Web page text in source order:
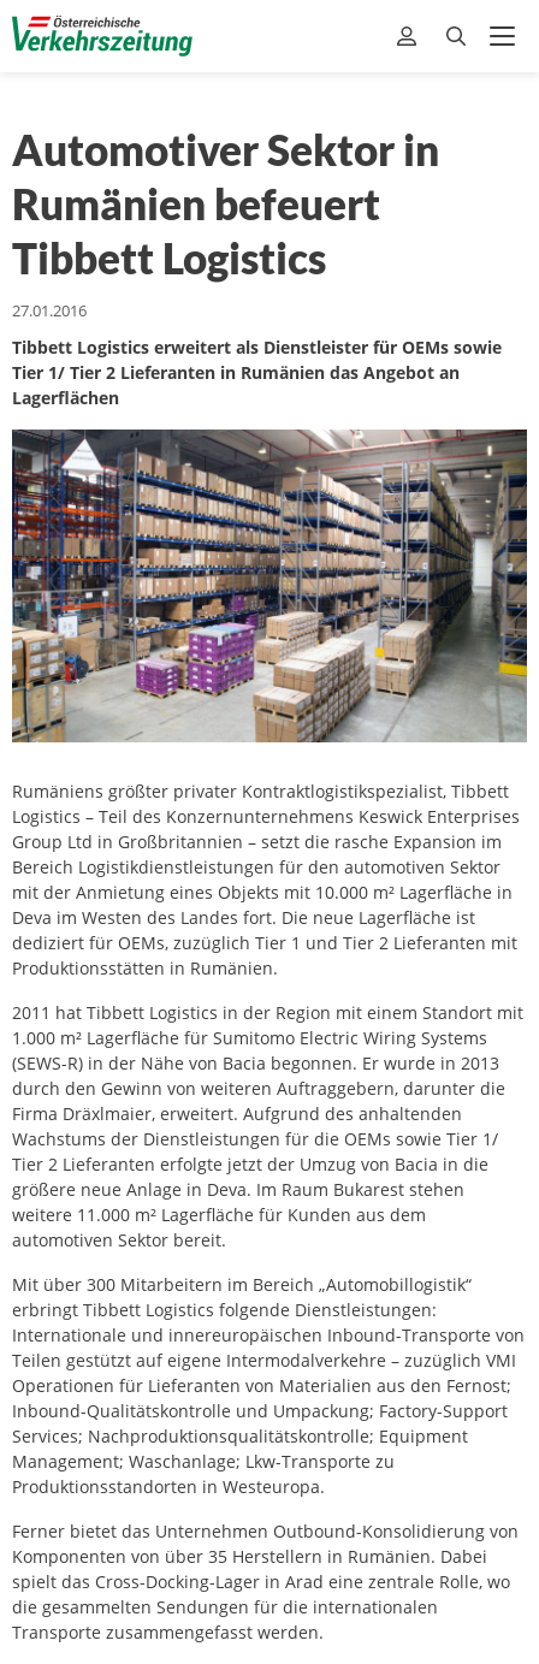
Automotiver Sektor in
Rumänien befeuert
Tibbett Logistics
27.01.2016
Tibbett Logistics erweitert als Dienstleister für OEMs sowie
Tier 1/ Tier 2 Lieferanten in Rumänien das Angebot an
Lagerflächen
Rumäniens größter privater Kontraktlogistikspezialist, Tibbett
Logistics – Teil des Konzernunternehmens Keswick Enterprises
Group Ltd in Großbritannien – setzt die rasche Expansion im
Bereich Logistikdienstleistungen für den automotiven Sektor
mit der Anmietung eines Objekts mit 10.000 m² Lagerfläche in
Deva im Westen des Landes fort. Die neue Lagerfläche ist
dediziert für OEMs, zuzüglich Tier 1 und Tier 2 Lieferanten mit
Produktionsstätten in Rumänien.
2011 hat Tibbett Logistics in der Region mit einem Standort mit
1.000 m² Lagerfläche für Sumitomo Electric Wiring Systems
(SEWS-R) in der Nähe von Bacia begonnen. Er wurde in 2013
durch den Gewinn von weiteren Auftraggebern, darunter die
Firma Dräxlmaier, erweitert. Aufgrund des anhaltenden
Wachstums der Dienstleistungen für die OEMs sowie Tier 1/
Tier 2 Lieferanten erfolgte jetzt der Umzug von Bacia in die
größere neue Anlage in Deva. Im Raum Bukarest stehen
weitere 11.000 m² Lagerfläche für Kunden aus dem
automotiven Sektor bereit.
Mit über 300 Mitarbeitern im Bereich „Automobillogistik“
erbringt Tibbett Logistics folgende Dienstleistungen:
Internationale und innereuropäischen Inbound-Transporte von
Teilen gestützt auf eigene Intermodalverkehre – zuzüglich VMI
Operationen für Lieferanten von Materialien aus den Fernost;
Inbound-Qualitätskontrolle und Umpackung; Factory-Support
Services; Nachproduktionsqualitätskontrolle; Equipment
Management; Waschanlage; Lkw-Transporte zu
Produktionsstandorten in Westeuropa.
Ferner bietet das Unternehmen Outbound-Konsolidierung von
Komponenten von über 35 Herstellern in Rumänien. Dabei
spielt das Cross-Docking-Lager in Arad eine zentrale Rolle, wo
die gesammelten Sendungen für die internationalen
Transporte zusammengefasst werden.